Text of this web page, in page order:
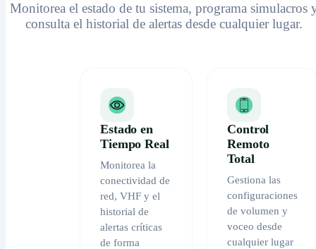
Monitorea el estado de tu sistema, programa simulacros
consulta el historial de alertas desde cualquier lugar.
Estado en
Tiempo Real
Monitorea la
conectividad de
red, VHF y el
historial de
alertas críticas
de forma
Control
Remoto
Total
Gestiona las
configuraciones
de volumen y
voceo desde
cualquier lugar